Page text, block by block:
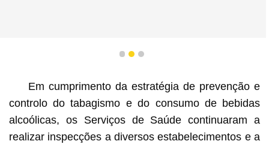
1 2 3
Em cumprimento da estratégia de prevenção e
controlo do tabagismo e do consumo de bebidas
alcoólicas, os Serviços de Saúde continuaram a
realizar inspecções a diversos estabelecimentos e a